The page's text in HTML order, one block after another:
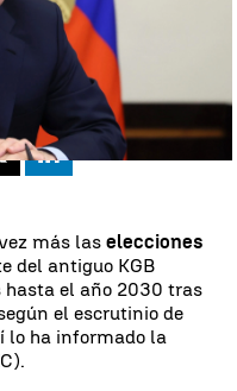
2024, 20:05
2024, 19:27
Linkedin
más las elecciones
del antiguo KGB
el año 2030 tras
el escrutinio de
lo ha informado la